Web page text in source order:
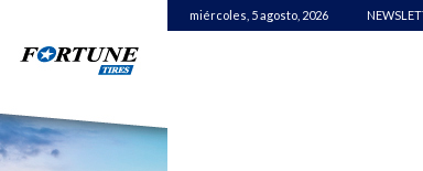
miércoles, 5 agosto, 2026